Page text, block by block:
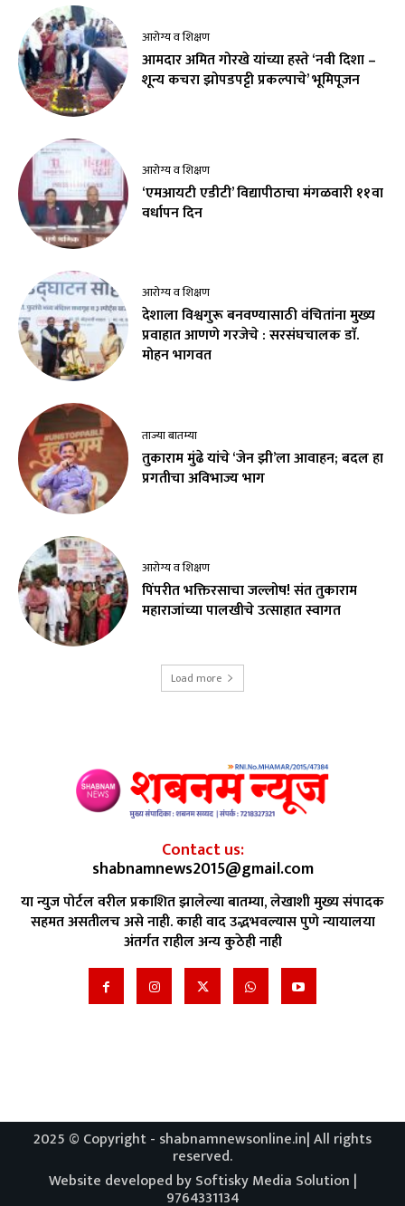
आरोग्य व शिक्षण
आमदार अमित गोरखे यांच्या हस्ते ‘नवी दिशा –
शून्य कचरा झोपडपट्टी प्रकल्पाचे’ भूमिपूजन
आरोग्य व शिक्षण
‘एमआयटी एडीटी’ विद्यापीठाचा मंगळवारी ११वा
वर्धापन दिन
आरोग्य व शिक्षण
देशाला विश्वगुरू बनवण्यासाठी वंचितांना मुख्य
प्रवाहात आणणे गरजेचे : सरसंघचालक डाॅ.
मोहन भागवत
ताज्या बातम्या
तुकाराम मुंढे यांचे ‘जेन झी’ला आवाहन; बदल हा
प्रगतीचा अविभाज्य भाग
आरोग्य व शिक्षण
पिंपरीत भक्तिरसाचा जल्लोष! संत तुकाराम
महाराजांच्या पालखीचे उत्साहात स्वागत
Load more
Contact us:
shabnamnews2015@gmail.com
या न्युज पोर्टल वरील प्रकाशित झालेल्या बातम्या, लेखाशी मुख्य संपादक
सहमत असतीलच असे नाही. काही वाद उद्भभवल्यास पुणे न्यायालया
अंतर्गत राहील अन्य कुठेही नाही
2025 © Copyright - shabnamnewsonline.in| All rights
reserved.
Website developed by Softisky Media Solution |
9764331134